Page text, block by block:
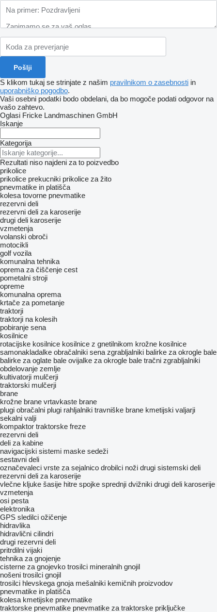
S klikom tukaj se strinjate z našim pravilnikom o zasebnosti in
uporabniško pogodbo.
Vaši osebni podatki bodo obdelani, da bo mogoče podati odgovor na
vašo zahtevo.
Oglasi Fricke Landmaschinen GmbH
Iskanje
Kategorija
Rezultati niso najdeni za to poizvedbo
prikolice
prikolice prekucniki prikolice za žito
pnevmatike in platišča
kolesa tovorne pnevmatike
rezervni deli
rezervni deli za karoserije
drugi deli karoserije
vzmetenja
volanski obroči
motocikli
golf vozila
komunalna tehnika
oprema za čiščenje cest
pometalni stroji
opreme
komunalna oprema
krtače za pometanje
traktorji
traktorji na kolesih
pobiranje sena
kosilnice
rotacijske kosilnice kosilnice z gnetilnikom krožne kosilnice
samonakladalke obračalniki sena zgrabljalniki balirke za okrogle bale
balirke za oglate bale ovijalke za okrogle bale tračni zgrabljalniki
obdelovanje zemlje
kultivatorji mulčerji
traktorski mulčerji
brane
krožne brane vrtavkaste brane
plugi obračalni plugi rahljalniki travniške brane kmetijski valjarji
sekalni valji
kompaktor traktorske freze
rezervni deli
deli za kabine
navigacijski sistemi maske sedeži
sestavni deli
označevaleci vrste za sejalnico drobilci noži drugi sistemski deli
rezervni deli za karoserije
vlečne kljuke šasije hitre spojke sprednji dvižniki drugi deli karoserije
vzmetenja
osi pesta
elektronika
GPS sledilci ožičenje
hidravlika
hidravlični cilindri
drugi rezervni deli
pritrdilni vijaki
tehnika za gnojenje
cisterne za gnojevko trosilci mineralnih gnojil
nošeni trosilci gnojil
trosilci hlevskega gnoja mešalniki kemičnih proizvodov
pnevmatike in platišča
kolesa kmetijske pnevmatike
traktorske pnevmatike pnevmatike za traktorske priključke